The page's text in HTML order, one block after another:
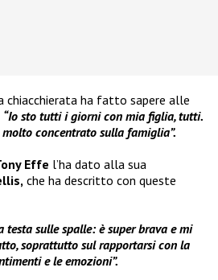
chiacchierata ha fatto sapere alle
“Io sto tutti i giorni con mia figlia, tutti.
concentrato sulla famiglia”.
Effe l’ha dato alla sua
che ha descritto con queste
testa sulle spalle: è super brava e mi
soprattutto sul rapportarsi con la
e le emozioni”.